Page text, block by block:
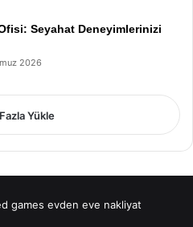
Seyahat Deneyimlerinizi
2026
Yükle
games evden eve nakliyat